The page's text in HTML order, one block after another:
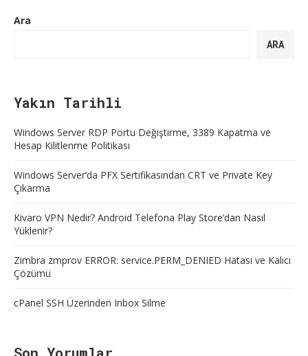
Ara
ARA
Yakın Tarihli
Windows Server RDP Portu Değiştirme, 3389 Kapatma ve
Hesap Kilitlenme Politikası
Windows Server’da PFX Sertifikasından CRT ve Private Key
Çıkarma
Kivaro VPN Nedir? Android Telefona Play Store’dan Nasıl
Yüklenir?
Zimbra zmprov ERROR: service.PERM_DENIED Hatası ve Kalıcı
Çözümü
cPanel SSH Üzerinden Inbox Silme